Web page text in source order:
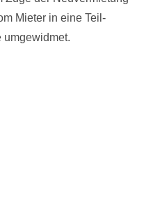
Mieter in eine Teil-
umgewidmet.